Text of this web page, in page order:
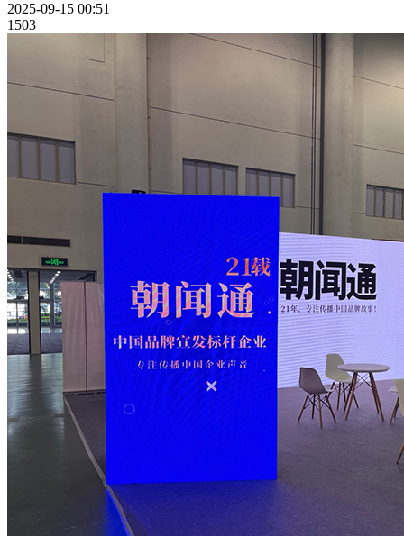
2025-09-15 00:51
1503